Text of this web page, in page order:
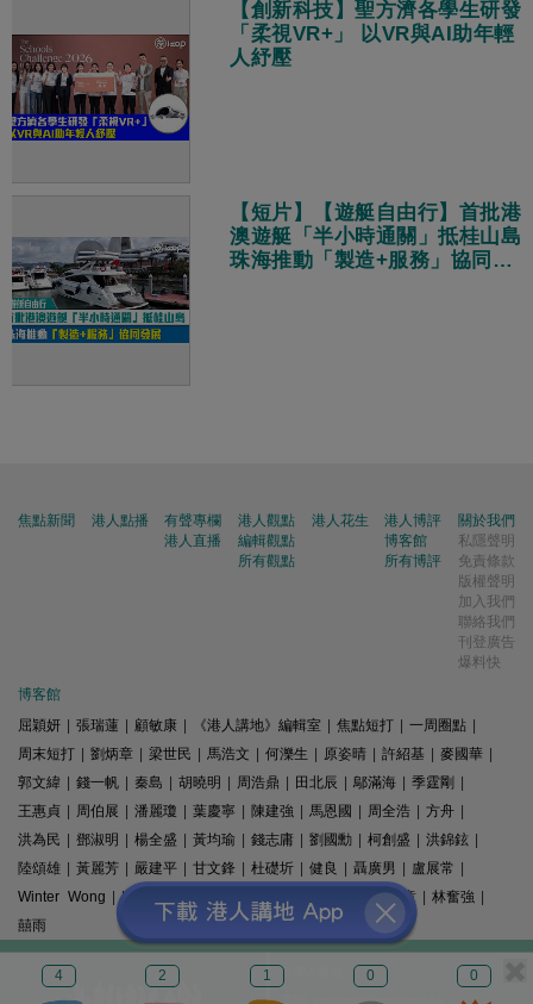
4 2 1 0 0
【創新科技】聖方濟各學生研發
「柔視VR+」 以VR與AI助年輕
人紓壓
【短片】【遊艇自由行】首批港
澳遊艇「半小時通關」抵桂山島
珠海推動「製造+服務」協同發
焦點新聞 港人點播
有聲專欄
港人直播
港人觀點
編輯觀點
所有觀點
港人花生
港人博評
博客館
所有博評
關於我們
私隱聲明
免責條款
版權聲明
加入我們
聯絡我們
刊登廣告
爆料快
博客館
屈穎妍
張瑞蓮 顧敏康 《港人講地》編輯室 焦點短打 一周圈點
周末短打
劉炳章 梁世民 馬浩文 何濼生 原姿晴 許紹基 麥國華
郭文緯
錢一帆 秦島 胡曉明 周浩鼎 田北辰 鄔滿海 季霆剛
王惠貞
周伯展 潘麗瓊 葉慶寧 陳建強 馬恩國 周全浩 方舟
洪為民
鄧淑明 楊全盛 黃均瑜 錢志庸 劉國勳 柯創盛 洪錦鉉
陸頌雄
黃麗芳 嚴建平 甘文鋒 杜礎圻 健良 聶廣男 盧展常
Winter Wong
K2 梁文新 羅崑 姚銘 精選文章 林奮強
囍雨
© 港人講地
電郵: speakout@speakout.hk